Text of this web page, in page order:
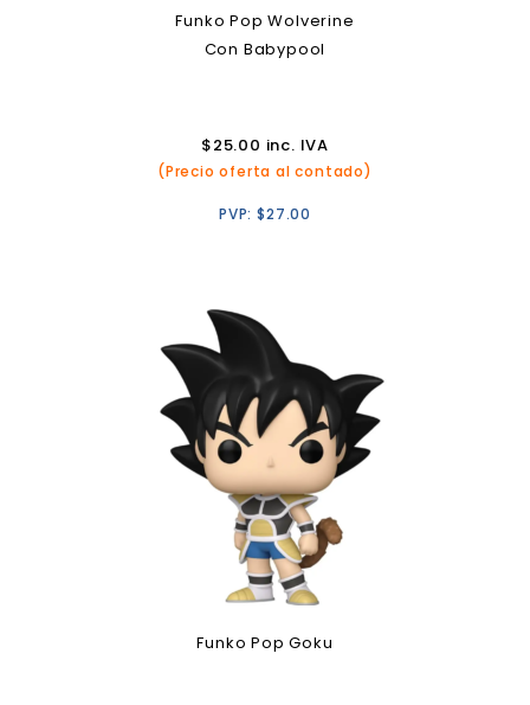
Funko Pop Wolverine
Con Babypool
$25.00 inc. IVA
(Precio oferta al contado)
PVP:$27.00
Funko Pop Goku